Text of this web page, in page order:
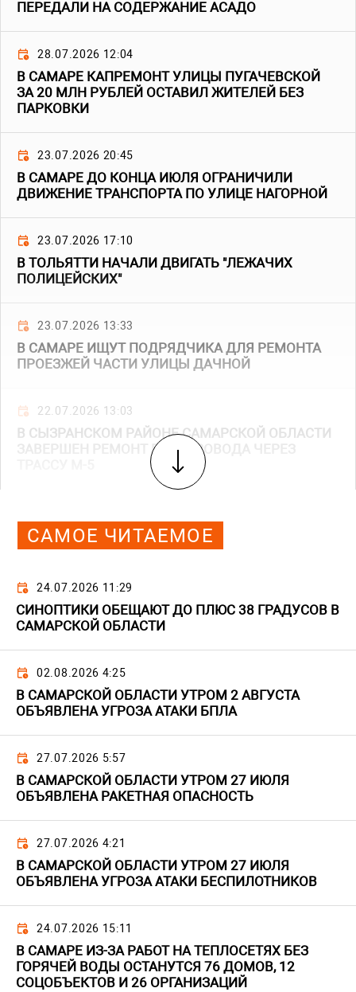
ПЕРЕДАЛИ НА СОДЕРЖАНИЕ АСАДО
28.07.2026 12:04
В САМАРЕ КАПРЕМОНТ УЛИЦЫ ПУГАЧЕВСКОЙ
ЗА 20 МЛН РУБЛЕЙ ОСТАВИЛ ЖИТЕЛЕЙ БЕЗ
ПАРКОВКИ
23.07.2026 20:45
В САМАРЕ ДО КОНЦА ИЮЛЯ ОГРАНИЧИЛИ
ДВИЖЕНИЕ ТРАНСПОРТА ПО УЛИЦЕ НАГОРНОЙ
23.07.2026 17:10
В ТОЛЬЯТТИ НАЧАЛИ ДВИГАТЬ "ЛЕЖАЧИХ
ПОЛИЦЕЙСКИХ"
23.07.2026 13:33
В САМАРЕ ИЩУТ ПОДРЯДЧИКА ДЛЯ РЕМОНТА
ПРОЕЗЖЕЙ ЧАСТИ УЛИЦЫ ДАЧНОЙ
22.07.2026 13:03
В СЫЗРАНСКОМ РАЙОНЕ САМАРСКОЙ ОБЛАСТИ
ЗАВЕРШЕН РЕМОНТ ПУТЕПРОВОДА ЧЕРЕЗ
САМОЕ ЧИТАЕМОЕ
24.07.2026 11:29
СИНОПТИКИ ОБЕЩАЮТ ДО ПЛЮС 38 ГРАДУСОВ В
САМАРСКОЙ ОБЛАСТИ
02.08.2026 4:25
В САМАРСКОЙ ОБЛАСТИ УТРОМ 2 АВГУСТА
ОБЪЯВЛЕНА УГРОЗА АТАКИ БПЛА
27.07.2026 5:57
В САМАРСКОЙ ОБЛАСТИ УТРОМ 27 ИЮЛЯ
ОБЪЯВЛЕНА РАКЕТНАЯ ОПАСНОСТЬ
27.07.2026 4:21
В САМАРСКОЙ ОБЛАСТИ УТРОМ 27 ИЮЛЯ
ОБЪЯВЛЕНА УГРОЗА АТАКИ БЕСПИЛОТНИКОВ
24.07.2026 15:11
В САМАРЕ ИЗ-ЗА РАБОТ НА ТЕПЛОСЕТЯХ БЕЗ
ГОРЯЧЕЙ ВОДЫ ОСТАНУТСЯ 76 ДОМОВ, 12
СОЦОБЪЕКТОВ И 26 ОРГАНИЗАЦИЙ